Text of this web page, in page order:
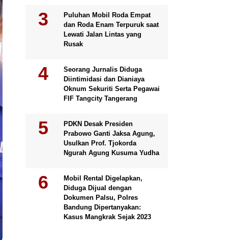
Puluhan Mobil Roda Empat
dan Roda Enam Terpuruk saat
Lewati Jalan Lintas yang
Rusak
Seorang Jurnalis Diduga
Diintimidasi dan Dianiaya
Oknum Sekuriti Serta Pegawai
FIF Tangcity Tangerang
PDKN Desak Presiden
Prabowo Ganti Jaksa Agung,
Usulkan Prof. Tjokorda
Ngurah Agung Kusuma Yudha
Mobil Rental Digelapkan,
Diduga Dijual dengan
Dokumen Palsu, Polres
Bandung Dipertanyakan:
Kasus Mangkrak Sejak 2023